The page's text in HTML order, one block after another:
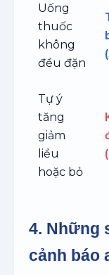
Uống
thuốc
không
đều đặn
Tự ý
tăng
giảm
liều
hoặc bỏ
4. Những
cảnh báo